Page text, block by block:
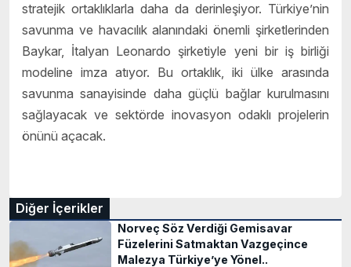
stratejik ortaklıklarla daha da derinleşiyor. Türkiye’nin
savunma ve havacılık alanındaki önemli şirketlerinden
Baykar, İtalyan Leonardo şirketiyle yeni bir iş birliği
modeline imza atıyor. Bu ortaklık, iki ülke arasında
savunma sanayisinde daha güçlü bağlar kurulmasını
sağlayacak ve sektörde inovasyon odaklı projelerin
önünü açacak.
Diğer İçerikler
Norveç Söz Verdiği Gemisavar
Füzelerini Satmaktan Vazgeçince
Malezya Türkiye’ye Yönel..